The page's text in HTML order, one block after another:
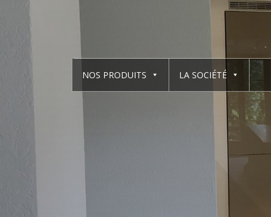
NOS PRODUITS LA SOCIÉTÉ